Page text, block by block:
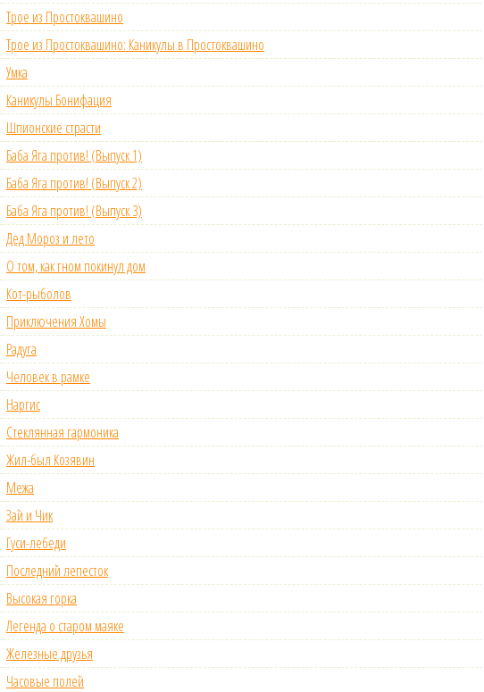
Трое из Простоквашино
Трое из Простоквашино: Каникулы в Простоквашино
Умка
Каникулы Бонифация
Шпионские страсти
Баба Яга против! (Выпуск 1)
Баба Яга против! (Выпуск 2)
Баба Яга против! (Выпуск 3)
Дед Мороз и лето
О том, как гном покинул дом
Кот-рыболов
Приключения Хомы
Радуга
Человек в рамке
Наргис
Стеклянная гармоника
Жил-был Козявин
Межа
Зай и Чик
Гуси-лебеди
Последний лепесток
Высокая горка
Легенда о старом маяке
Железные друзья
Часовые полей